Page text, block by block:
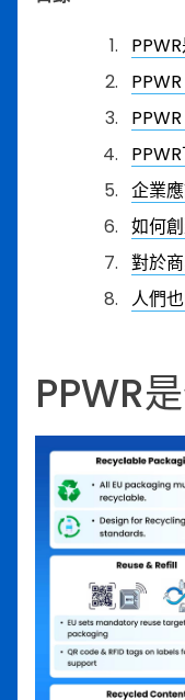
企業
如何
對於
人們
PPWR